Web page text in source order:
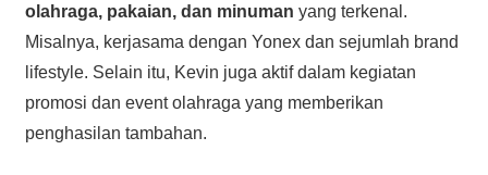
olahraga, pakaian, dan minuman yang terkenal.
Misalnya, kerjasama dengan Yonex dan sejumlah brand
lifestyle. Selain itu, Kevin juga aktif dalam kegiatan
promosi dan event olahraga yang memberikan
penghasilan tambahan.